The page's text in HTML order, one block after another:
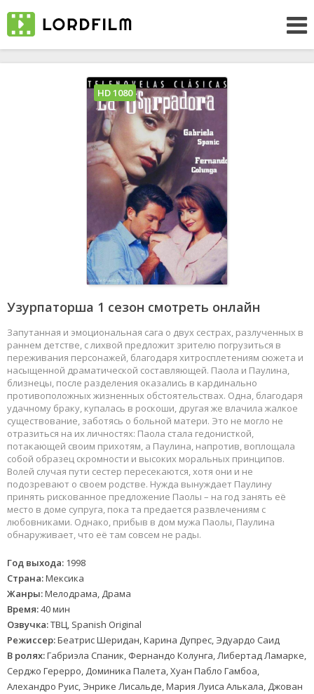
Узурпаторша 1 сезон смотреть онлайн
Запутанная и эмоциональная сага о двух сестрах, разлученных в
раннем детстве, с лихвой предложит зрителю погрузиться в
переживания персонажей, благодаря хитросплетениям сюжета и
насыщенной драматической составляющей. Паола и Паулина,
близнецы, после разделения оказались в кардинально
противоположных жизненных обстоятельствах. Одна, благодаря
удачному браку, купалась в роскоши, другая же влачила жалкое
существование, заботясь о больной матери. Это не могло не
отразиться на их личностях: Паола стала гедонисткой,
потакающей своим прихотям, а Паулина, напротив, воплощала
собой образец скромности и высоких моральных принципов.
Волей случая пути сестер пересекаются, хотя они и не
подозревают о своем родстве. Нужда вынуждает Паулину
принять рискованное предложение Паолы – на год занять её
место в доме супруга, пока та предается развлечениям с
любовниками. Однако, прибыв в дом мужа Паолы, Паулина
обнаруживает, что её там совсем не рады.
Год выхода: 1998
Страна:Мексика
Жанры:Мелодрама, Драма
Время:40 мин
Озвучка:ТВЦ, Spanish Original
Режиссер:Беатрис Шеридан, Карина Дупрес, Эдуардо Саид
В ролях:Габриэла Спаник, Фернандо Колунга, Либертад Ламарке,
Серджо Герерро, Доминика Палета, Хуан Пабло Гамбоа,
Алехандро Руис, Энрике Лисальде, Мария Луиса Алькала, Джован
HD 1080